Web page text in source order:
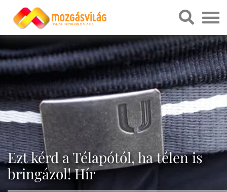
Ezt kérd a Télapótól, ha télen is
bringázol! Hír